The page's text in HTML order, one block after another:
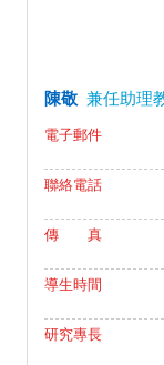
陳敬 兼任助理
電子郵件
聯絡電話
傳 真
導生時間
研究專長